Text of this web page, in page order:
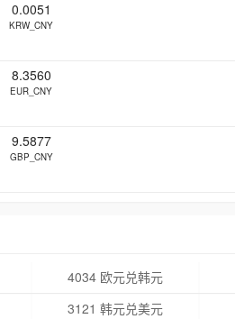
0.0051
KRW_CNY
8.3560
EUR_CNY
9.5877
GBP_CNY
4034 欧元兑韩元
3121 韩元兑美元